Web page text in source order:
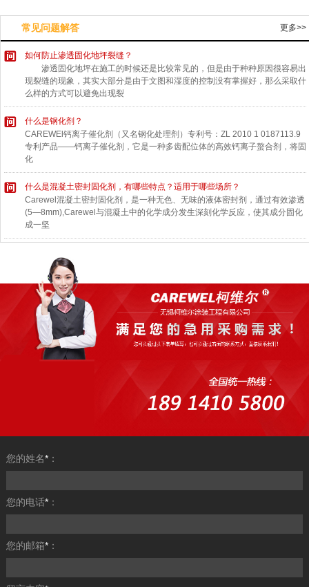
常见问题解答 更多>>
如何防止渗透固化地坪裂缝？
渗透固化地坪在施工的时候还是比较常见的，但是由于种种原因很容易出
现裂缝的现象，其实大部分是由于文图和湿度的控制没有掌握好，那么采取什
么样的方式可以避免出现裂
什么是钢化剂？
CAREWEl钙离子催化剂（又名钢化处理剂）专利号：ZL 2010 1 0187113.9
专利产品——钙离子催化剂，它是一种多齿配位体的高效钙离子螯合剂，将固
化
什么是混凝土密封固化剂，有哪些特点？适用于哪些场所？
Carewel混凝土密封固化剂，是一种无色、无味的液体密封剂，通过有效渗透
(5—8mm),Carewel与混凝土中的化学成分发生深刻化学反应，使其成分固化
成一坚
您的姓名*：
您的电话*：
您的邮箱*：